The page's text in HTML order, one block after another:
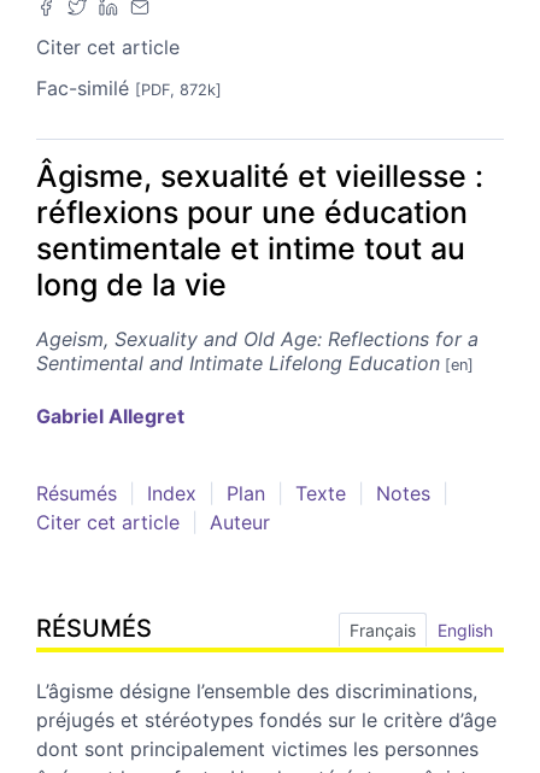
Citer cet article
Fac-similé [PDF, 872k]
Âgisme, sexualité et vieillesse :
réflexions pour une éducation
sentimentale et intime tout au
long de la vie
Ageism, Sexuality and Old Age: Reflections for a
Sentimental and Intimate Lifelong Education
Gabriel Allegret
Résumés Index Plan Texte
Notes
Citer cet article
Auteur
RÉSUMÉS Français English
L’âgisme désigne l’ensemble des discriminations,
préjugés et stéréotypes fondés sur le critère d’âge
dont sont principalement victimes les personnes